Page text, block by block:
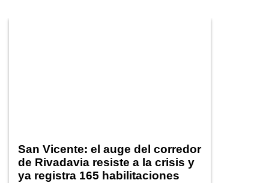
San Vicente: el auge del corredor
de Rivadavia resiste a la crisis y
ya registra 165 habilitaciones